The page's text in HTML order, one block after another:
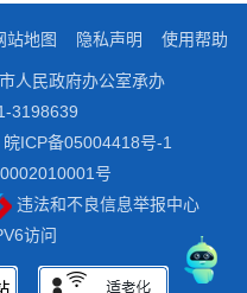
站地图 隐私声明 使用帮助
人民政府办公室承办
3198639
皖ICP备05004418号-1
号
违法和不良信息举报中心
访问